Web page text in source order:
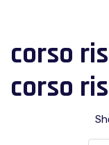
corso
corso